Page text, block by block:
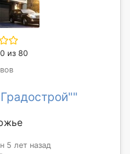
из 80
5 лет назад